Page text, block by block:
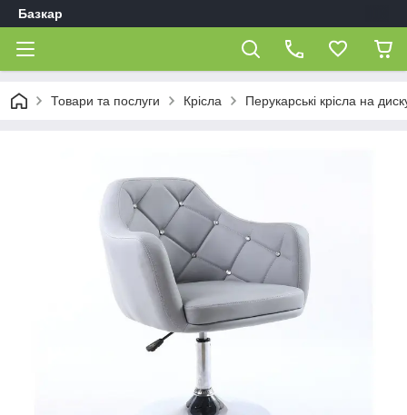
Базкар
Товари та послуги Крісла Перукарські крісла на